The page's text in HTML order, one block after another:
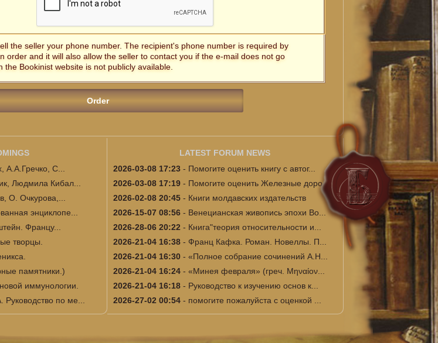
the seller your phone number. The recipient's phone number is required by
order and it will also allow the seller to contact you if the e-mail does not go
Bookinist website is not publicly available.
А.А.Гречко, С...
Людмила Кибал...
О. Очкурова,...
энциклопе...
Францу...
творцы.
памятники.)
иммунологии.
по ме...
LATEST FORUM NEWS
2026-03-08 17:23- Помогите оценить книгу с автог...
2026-03-08 17:19- Помогите оценить Железные доро...
2026-02-08 20:45- Книги молдавских издательств
2026-15-07 08:56- Венецианская живопись эпохи Во...
2026-28-06 20:22 - Книга"теория относительности и...
2026-21-04 16:38- Франц Кафка. Роман. Новеллы. П...
2026-21-04 16:30- «Полное собрание сочинений А.Н...
2026-21-04 16:24- «Минея февраля» (греч. Μηναίον...
2026-21-04 16:18- Руководство к изучению основ к...
2026-27-02 00:54- помогите пожалуйста с оценкой ...